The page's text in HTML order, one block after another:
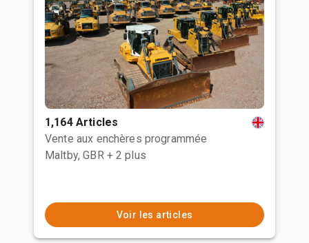
1,164 Articles
Vente aux enchères programmée
Maltby, GBR + 2 plus
Voir les articles